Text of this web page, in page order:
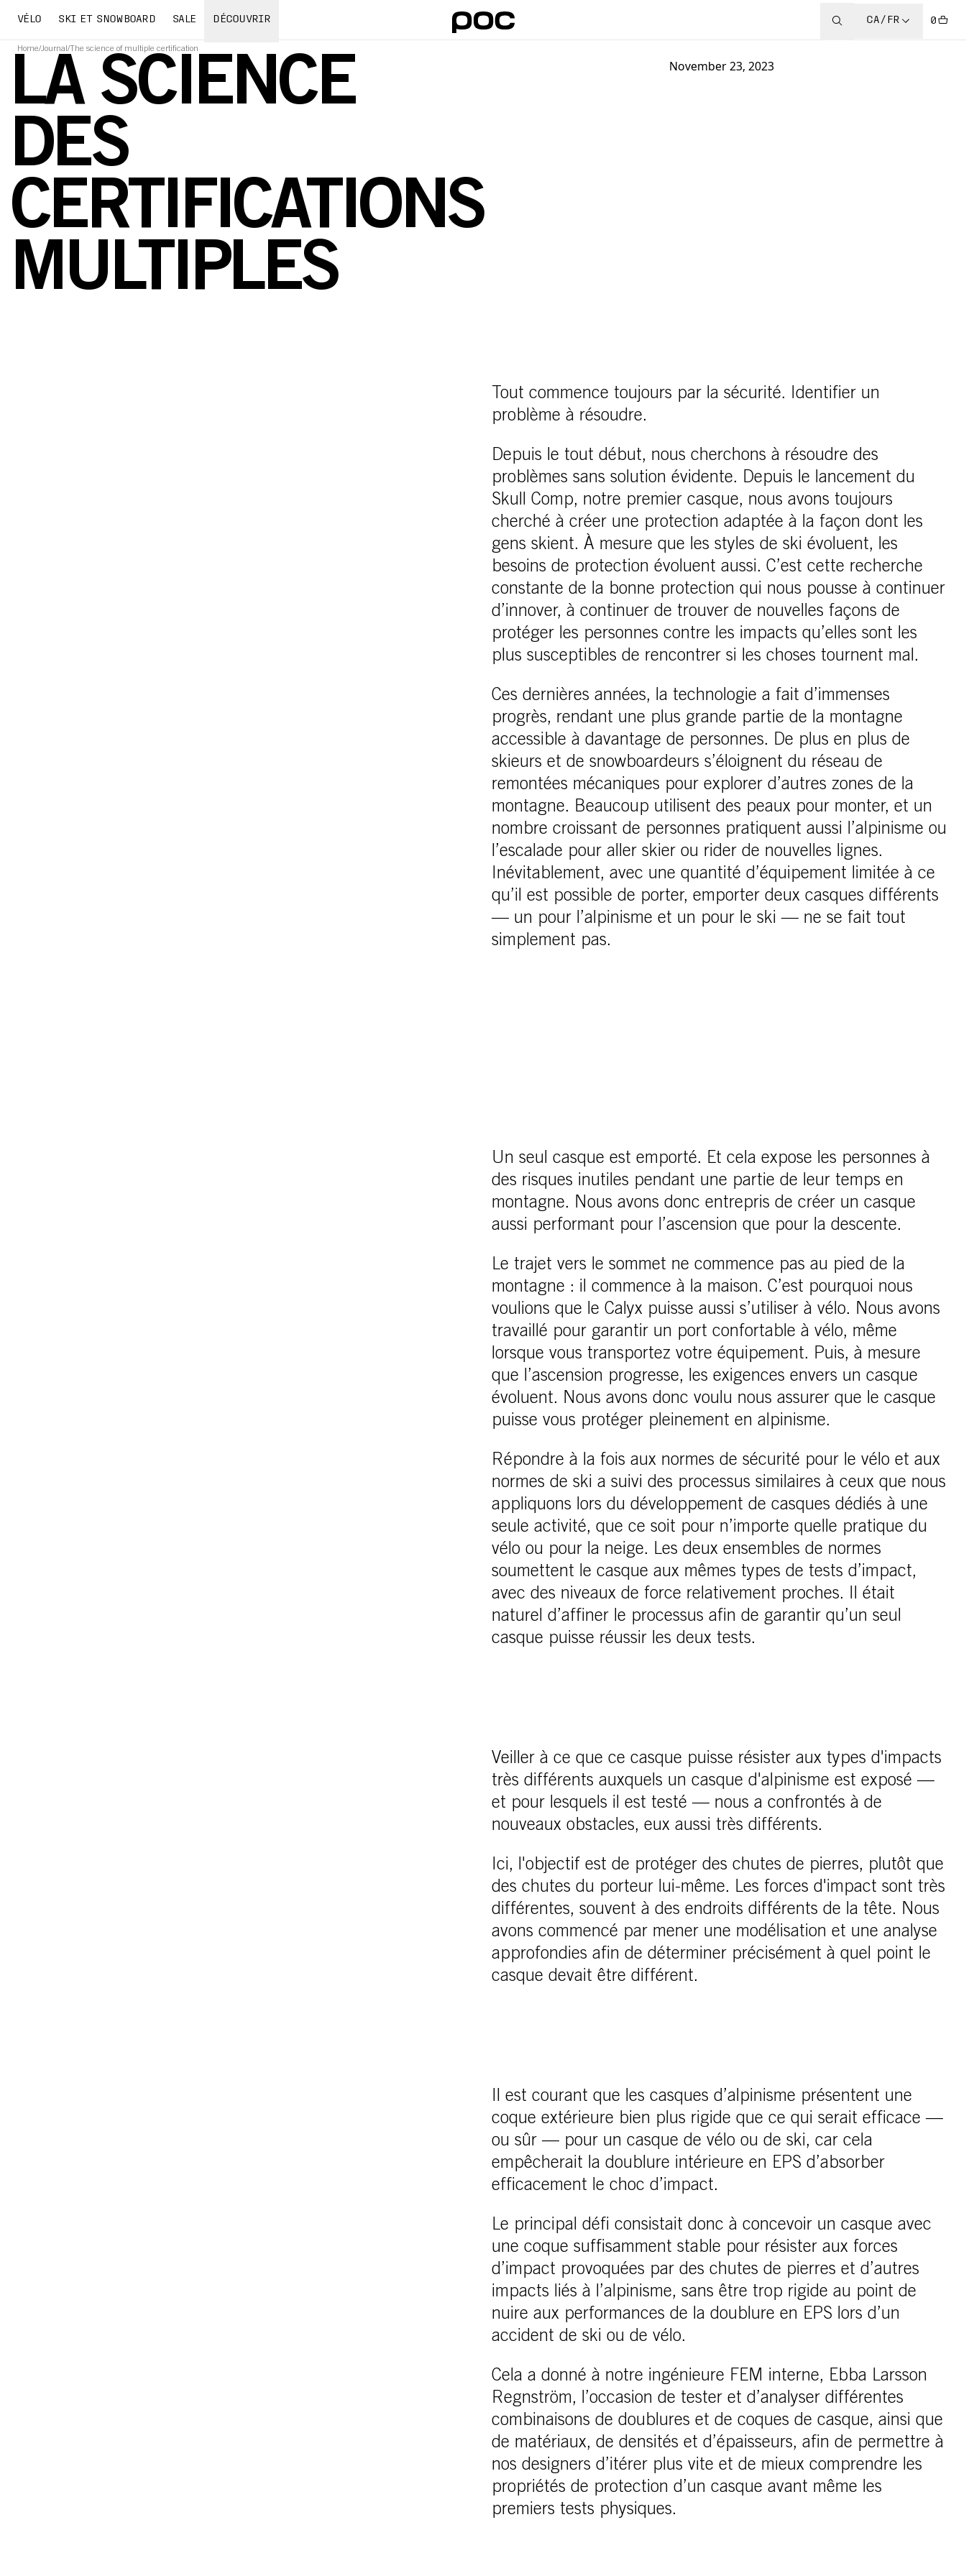
VÉLO SKI ET SNOWBOARD SALE DÉCOUVRIR CA/FR 0
Home/Journal /The science of multiple certification
LA SCIENCE
DES
CERTIFICATIONS
MULTIPLES
November 23, 2023
Tout commence toujours par la sécurité. Identifier un
problème à résoudre.
Depuis le tout début, nous cherchons à résoudre des
problèmes sans solution évidente. Depuis le lancement du
Skull Comp, notre premier casque, nous avons toujours
cherché à créer une protection adaptée à la façon dont les
gens skient. À mesure que les styles de ski évoluent, les
besoins de protection évoluent aussi. C’est cette recherche
constante de la bonne protection qui nous pousse à continuer
d’innover, à continuer de trouver de nouvelles façons de
protéger les personnes contre les impacts qu’elles sont les
plus susceptibles de rencontrer si les choses tournent mal.
Ces dernières années, la technologie a fait d’immenses
progrès, rendant une plus grande partie de la montagne
accessible à davantage de personnes. De plus en plus de
skieurs et de snowboardeurs s’éloignent du réseau de
remontées mécaniques pour explorer d’autres zones de la
montagne. Beaucoup utilisent des peaux pour monter, et un
nombre croissant de personnes pratiquent aussi l’alpinisme ou
l’escalade pour aller skier ou rider de nouvelles lignes.
Inévitablement, avec une quantité d’équipement limitée à ce
qu’il est possible de porter, emporter deux casques différents
— un pour l’alpinisme et un pour le ski — ne se fait tout
simplement pas.
Un seul casque est emporté. Et cela expose les personnes à
des risques inutiles pendant une partie de leur temps en
montagne. Nous avons donc entrepris de créer un casque
aussi performant pour l’ascension que pour la descente.
Le trajet vers le sommet ne commence pas au pied de la
montagne : il commence à la maison. C’est pourquoi nous
voulions que le Calyx puisse aussi s’utiliser à vélo. Nous avons
travaillé pour garantir un port confortable à vélo, même
lorsque vous transportez votre équipement. Puis, à mesure
que l’ascension progresse, les exigences envers un casque
évoluent. Nous avons donc voulu nous assurer que le casque
puisse vous protéger pleinement en alpinisme.
Répondre à la fois aux normes de sécurité pour le vélo et aux
normes de ski a suivi des processus similaires à ceux que nous
appliquons lors du développement de casques dédiés à une
seule activité, que ce soit pour n’importe quelle pratique du
vélo ou pour la neige. Les deux ensembles de normes
soumettent le casque aux mêmes types de tests d’impact,
avec des niveaux de force relativement proches. Il était
naturel d’affiner le processus afin de garantir qu’un seul
casque puisse réussir les deux tests.
Veiller à ce que ce casque puisse résister aux types d'impacts
très différents auxquels un casque d'alpinisme est exposé —
et pour lesquels il est testé — nous a confrontés à de
nouveaux obstacles, eux aussi très différents.
Ici, l'objectif est de protéger des chutes de pierres, plutôt que
des chutes du porteur lui-même. Les forces d'impact sont très
différentes, souvent à des endroits différents de la tête. Nous
avons commencé par mener une modélisation et une analyse
approfondies afin de déterminer précisément à quel point le
casque devait être différent.
Il est courant que les casques d’alpinisme présentent une
coque extérieure bien plus rigide que ce qui serait efficace —
ou sûr — pour un casque de vélo ou de ski, car cela
empêcherait la doublure intérieure en EPS d’absorber
efficacement le choc d’impact.
Le principal défi consistait donc à concevoir un casque avec
une coque suffisamment stable pour résister aux forces
d’impact provoquées par des chutes de pierres et d’autres
impacts liés à l’alpinisme, sans être trop rigide au point de
nuire aux performances de la doublure en EPS lors d’un
accident de ski ou de vélo.
Cela a donné à notre ingénieure FEM interne, Ebba Larsson
Regnström, l’occasion de tester et d’analyser différentes
combinaisons de doublures et de coques de casque, ainsi que
de matériaux, de densités et d’épaisseurs, afin de permettre à
nos designers d’itérer plus vite et de mieux comprendre les
propriétés de protection d’un casque avant même les
premiers tests physiques.